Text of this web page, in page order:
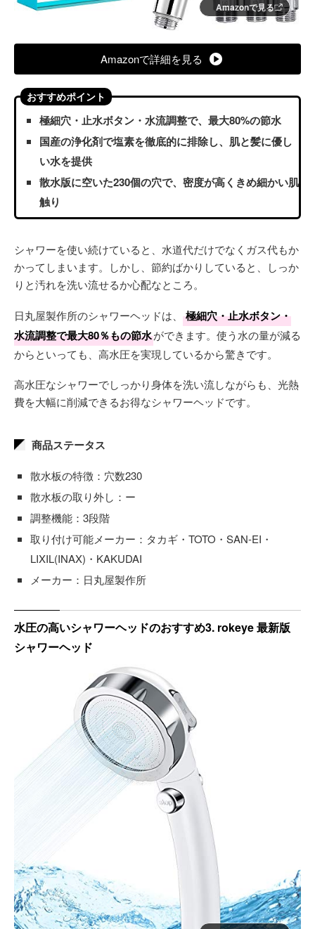
Amazonで見る
Amazonで詳細を見る
おすすめポイント
極細穴・止水ボタン・水流調整で、最大80%の節水
国産の浄化剤で塩素を徹底的に排除し、肌と髪に優し
い水を提供
散水版に空いた230個の穴で、密度が高くきめ細かい肌
触り
シャワーを使い続けていると、水道代だけでなくガス代もか
かってしまいます。しかし、節約ばかりしていると、しっか
りと汚れを洗い流せるか心配なところ。
日丸屋製作所のシャワーヘッドは、
極細穴・止水ボタン・
水流調整で最大80％もの節水ができます。使う水の量が減る
からといっても、高水圧を実現しているから驚きです。
高水圧なシャワーでしっかり身体を洗い流しながらも、光熱
費を大幅に削減できるお得なシャワーヘッドです。
商品ステータス
散水板の特徴：穴数230
散水板の取り外し：ー
調整機能：3段階
取り付け可能メーカー：タカギ・TOTO・SAN-EI・
LIXIL(INAX)・KAKUDAI
メーカー：日丸屋製作所
水圧の高いシャワーヘッドのおすすめ3. rokeye 最新版
シャワーヘッド